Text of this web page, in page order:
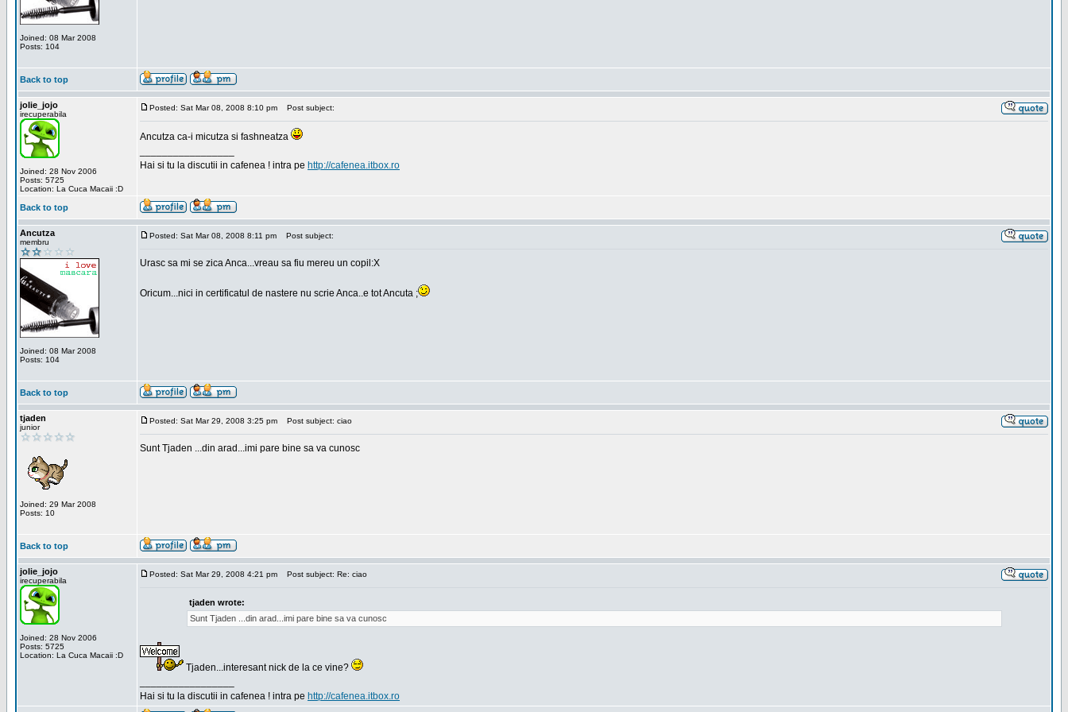
Joined: 08 Mar 2008
Posts: 104
Back to top
jolie_jojo
irecuperabila
Joined: 28 Nov 2006
Posts: 5725
Location: La Cuca Macaii :D
Posted: Sat Mar 08, 2008 8:10 pm Post subject:
Ancutza ca-i micutza si fashneatza
Hai si tu la discutii in cafenea ! intra pe http://cafenea.itbox.ro
Back to top
Ancutza
membru
Joined: 08 Mar 2008
Posts: 104
Posted: Sat Mar 08, 2008 8:11 pm Post subject:
Urasc sa mi se zica Anca...vreau sa fiu mereu un copil:X
Oricum...nici in certificatul de nastere nu scrie Anca..e tot Ancuta ;
Back to top
tjaden
junior
Joined: 29 Mar 2008
Posts: 10
Posted: Sat Mar 29, 2008 3:25 pm Post subject: ciao
Sunt Tjaden ...din arad...imi pare bine sa va cunosc
Back to top
jolie_jojo
irecuperabila
Joined: 28 Nov 2006
Posts: 5725
Location: La Cuca Macaii :D
Posted: Sat Mar 29, 2008 4:21 pm Post subject: Re: ciao
tjaden wrote:
Sunt Tjaden ...din arad...imi pare bine sa va cunosc
Tjaden...interesant nick de la ce vine?
Hai si tu la discutii in cafenea ! intra pe http://cafenea.itbox.ro